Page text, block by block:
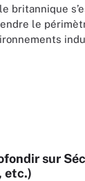
britannique
le
sur
etc.)